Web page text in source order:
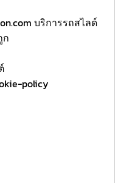
บริการรถสไลด์
ก
policy